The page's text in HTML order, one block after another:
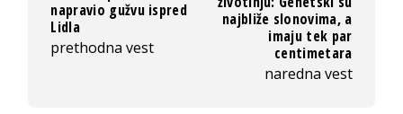
napravio gužvu ispred
Lidla
prethodna vest
najbliže slonovima, a
imaju tek par
centimetara
naredna vest